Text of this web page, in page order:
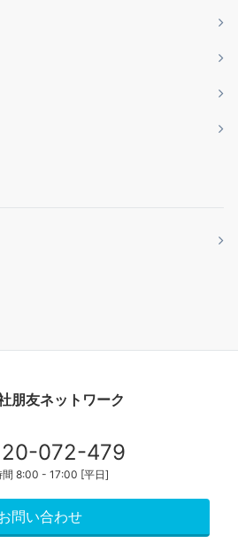
朋友ネットワーク
072-479
間 8:00 - 17:00 [平日]
問い合わせ